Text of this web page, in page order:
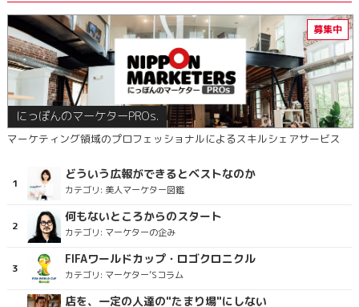
にっぽんのマーケターPROs.
マーケティング領域のプロフェッショナルによるスキルシェアサービス
どういう広報ができるとベストなのか
カテゴリ: 美人マーケター図鑑
何もないところからのスタート
カテゴリ: マーケターの企み
FIFAワールドカップ・ロゴクロニクル
カテゴリ: マーケター’Sコラム
店を、一定の人達の"たまり場"にしない